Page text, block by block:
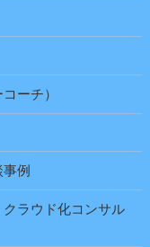
ーチ）
例
ラウド化コンサル